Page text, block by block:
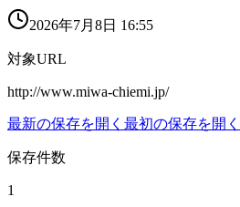
2026年7月8日 16:55
対象URL
http://www.miwa-chiemi.jp/
最新の保存を開く 最初の保存を開く
保存件数
1